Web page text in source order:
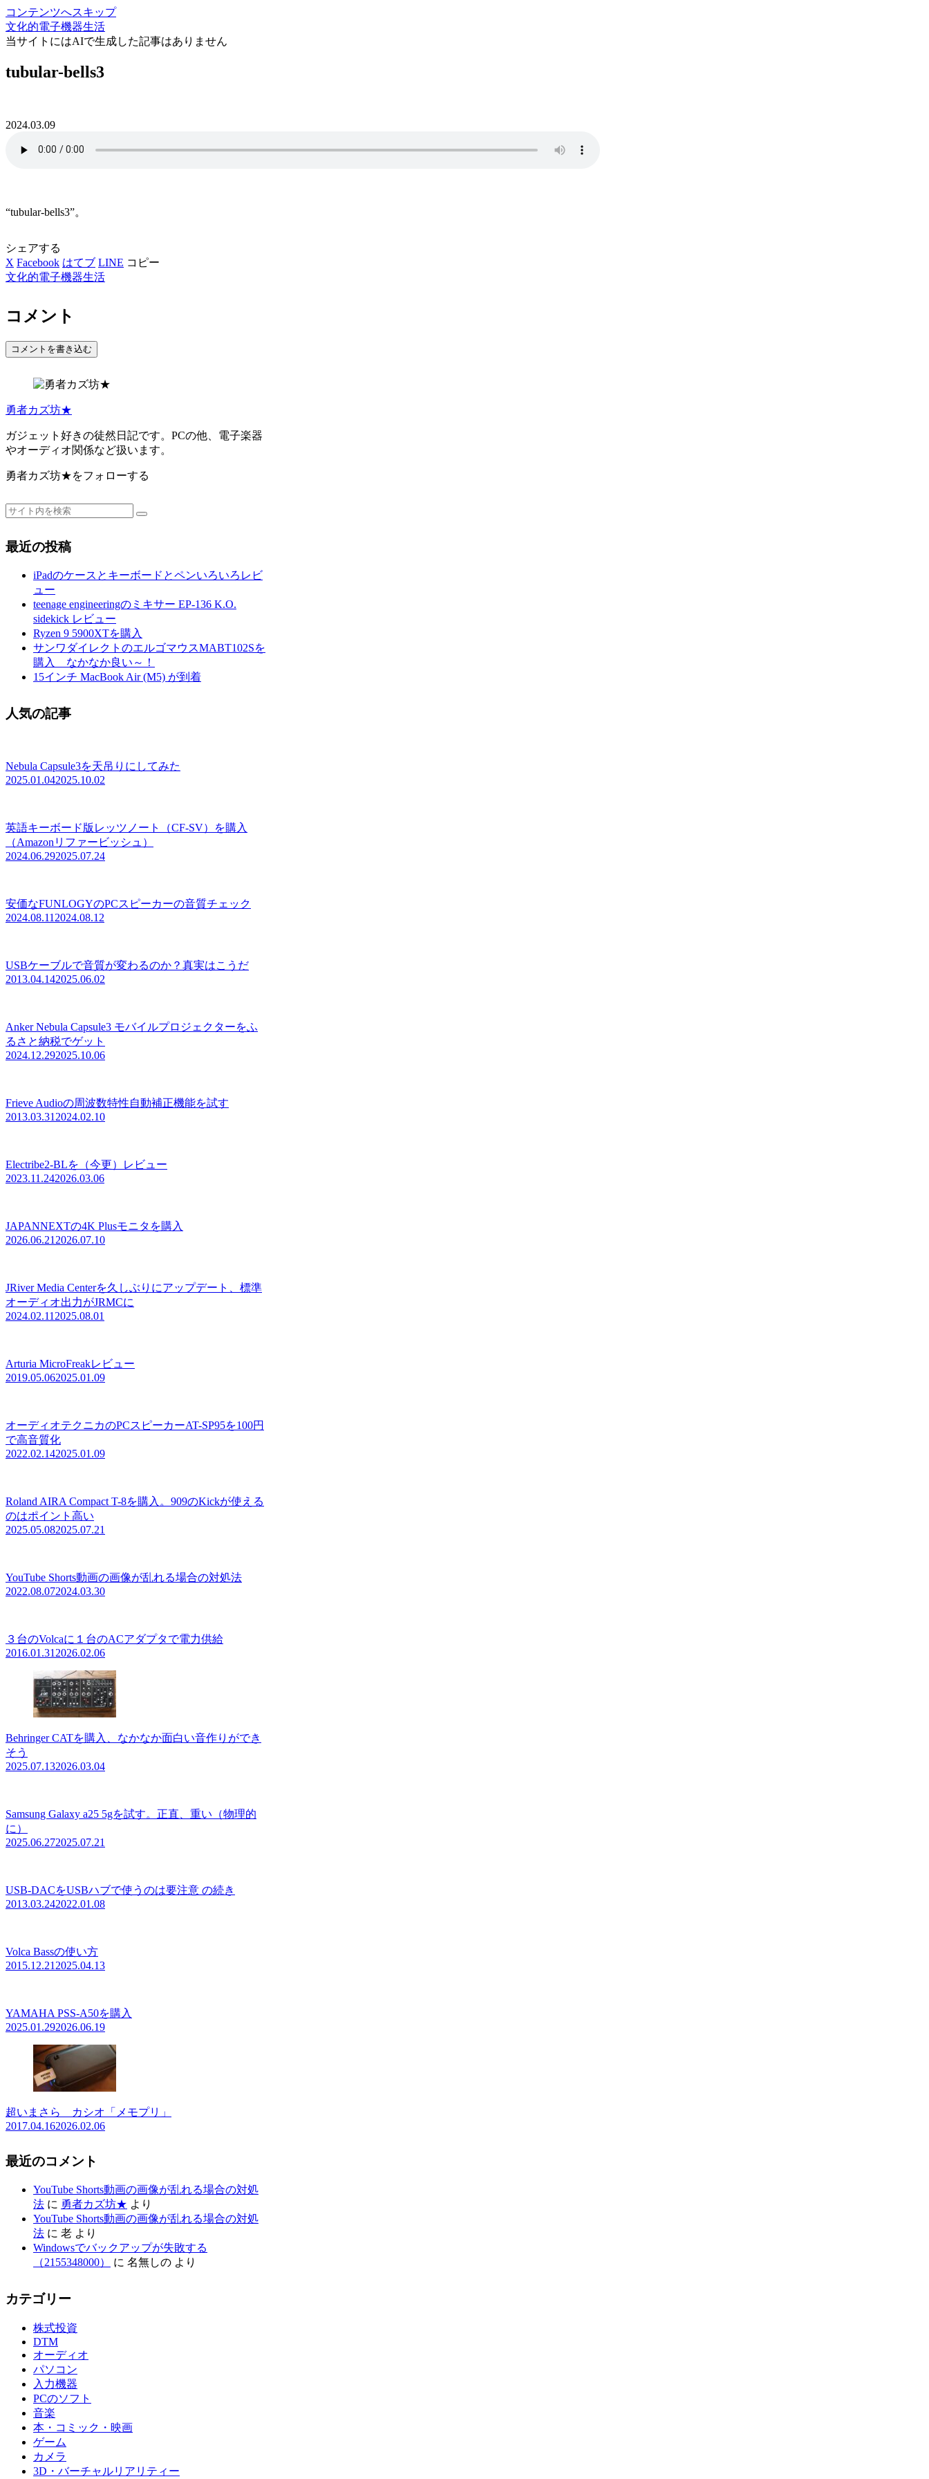
コンテンツへスキップ
文化的電子機器生活
当サイトにはAIで生成した記事はありません
tubular-bells3
2024.03.09
“tubular-bells3”。
シェアする
X Facebook はてブ LINE コピー
文化的電子機器生活
コメント
コメントを書き込む
勇者カズ坊★
ガジェット好きの徒然日記です。PCの他、電子楽器
やオーディオ関係など扱います。
勇者カズ坊★をフォローする
最近の投稿
iPadのケースとキーボードとペンいろいろレビ
ュー
teenage engineeringのミキサー EP-136 K.O.
sidekick レビュー
Ryzen 9 5900XTを購入
サンワダイレクトのエルゴマウスMABT102Sを
購入 なかなか良い～！
15インチ MacBook Air (M5) が到着
人気の記事
Nebula Capsule3を天吊りにしてみた
2025.01.042025.10.02
英語キーボード版レッツノート（CF-SV）を購入
（Amazonリファービッシュ）
2024.06.292025.07.24
安価なFUNLOGYのPCスピーカーの音質チェック
2024.08.11 2024.08.12
USBケーブルで音質が変わるのか？真実はこうだ
2013.04.142025.06.02
Anker Nebula Capsule3 モバイルプロジェクターをふ
るさと納税でゲット
2024.12.292025.10.06
Frieve Audioの周波数特性自動補正機能を試す
2013.03.31 2024.02.10
Electribe2-BLを（今更）レビュー
2023.11.242026.03.06
JAPANNEXTの4K Plusモニタを購入
2026.06.21 2026.07.10
JRiver Media Centerを久しぶりにアップデート、標準
オーディオ出力がJRMCに
2024.02.11 2025.08.01
Arturia MicroFreakレビュー
2019.05.062025.01.09
オーディオテクニカのPCスピーカーAT-SP95を100円
で高音質化
2022.02.142025.01.09
Roland AIRA Compact T-8を購入。909のKickが使える
のはポイント高い
2025.05.082025.07.21
YouTube Shorts動画の画像が乱れる場合の対処法
2022.08.072024.03.30
３台のVolcaに１台のACアダプタで電力供給
2016.01.31 2026.02.06
Behringer CATを購入、なかなか面白い音作りができ
そう
2025.07.132026.03.04
Samsung Galaxy a25 5gを試す。正直、重い（物理的
に）
2025.06.272025.07.21
USB-DACをUSBハブで使うのは要注意 の続き
2013.03.242022.01.08
Volca Bassの使い方
2015.12.21 2025.04.13
YAMAHA PSS-A50を購入
2025.01.292026.06.19
超いまさら カシオ「メモプリ」
2017.04.162026.02.06
最近のコメント
YouTube Shorts動画の画像が乱れる場合の対処
法 に 勇者カズ坊★ より
YouTube Shorts動画の画像が乱れる場合の対処
法 に 老 より
Windowsでバックアップが失敗する
（2155348000）
に 名無しの より
カテゴリー
株式投資
DTM
オーディオ
パソコン
入力機器
PCのソフト
音楽
本・コミック・映画
ゲーム
カメラ
3D・バーチャルリアリティー